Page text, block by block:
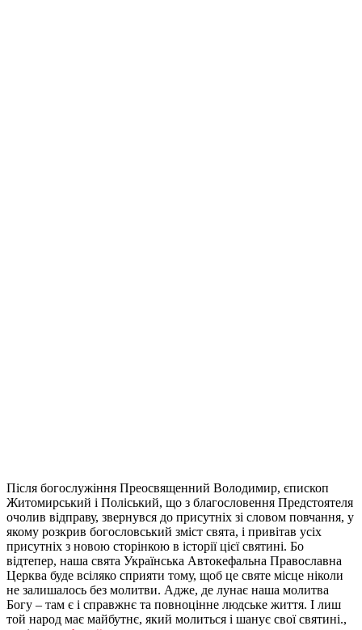
Після богослужіння Преосвященний Володимир, єпископ
Житомирський і Поліський, що з благословення Предстоятеля
очолив відправу, звернувся до присутніх зі словом повчання, у
якому розкрив богословський зміст свята, і привітав усіх
присутніх з новою сторінкою в історії цієї святині. Бо
відтепер, наша свята Українська Автокефальна Православна
Церква буде всіляко сприяти тому, щоб це святе місце ніколи
не залишалось без молитви. Адже, де лунає наша молитва
Богу – там є і справжнє та повноцінне людське життя. І лиш
той народ має майбутнє, який молиться і шанує свої святині.,